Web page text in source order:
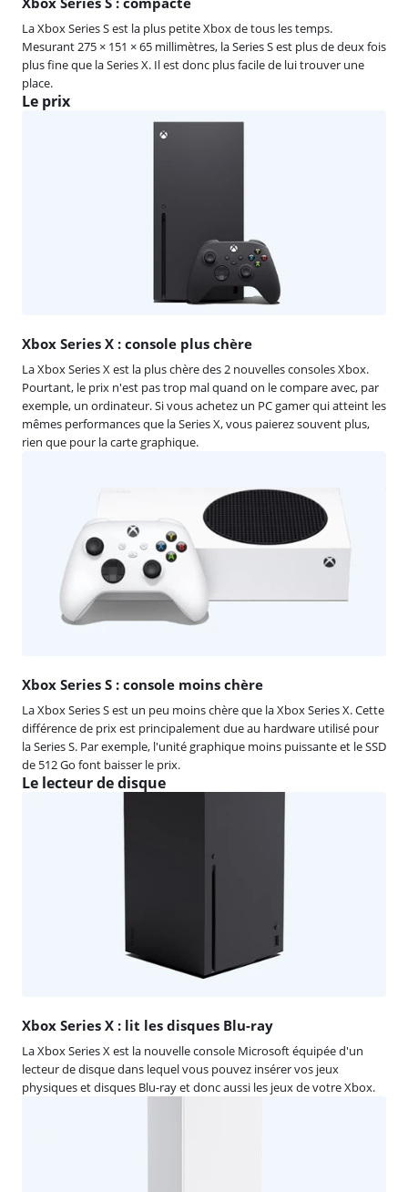
La Xbox Series S est la plus petite Xbox de tous les temps.
Mesurant 275 × 151 × 65 millimètres, la Series S est plus de deux fois
plus fine que la Series X. Il est donc plus facile de lui trouver une
place.
Le prix
Xbox Series X : console plus chère
La Xbox Series X est la plus chère des 2 nouvelles consoles Xbox.
Pourtant, le prix n'est pas trop mal quand on le compare avec, par
exemple, un ordinateur. Si vous achetez un PC gamer qui atteint les
mêmes performances que la Series X, vous paierez souvent plus,
rien que pour la carte graphique.
Xbox Series S : console moins chère
La Xbox Series S est un peu moins chère que la Xbox Series X. Cette
différence de prix est principalement due au hardware utilisé pour
la Series S. Par exemple, l'unité graphique moins puissante et le SSD
de 512 Go font baisser le prix.
Le lecteur de disque
Xbox Series X : lit les disques Blu-ray
La Xbox Series X est la nouvelle console Microsoft équipée d'un
lecteur de disque dans lequel vous pouvez insérer vos jeux
physiques et disques Blu-ray et donc aussi les jeux de votre Xbox.